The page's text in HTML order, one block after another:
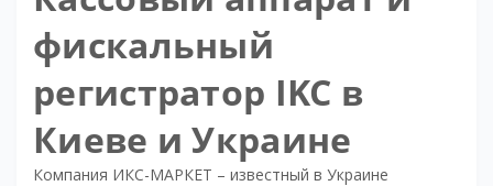
фискальный
регистратор IKC в
Киеве и Украине
Компания ИКС-МАРКЕТ – известный в Украине